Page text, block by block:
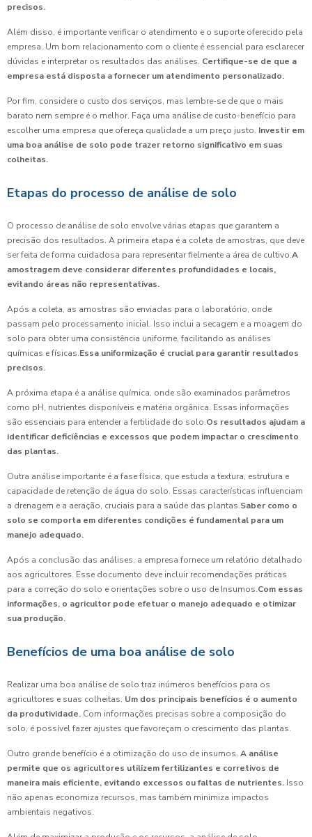
precisos.
Além disso, é importante verificar o atendimento e o suporte oferecido pela
empresa. Um bom relacionamento com o cliente é essencial para esclarecer
dúvidas e interpretar os resultados das análises. Certifique-se de que a
empresa está disposta a fornecer um atendimento personalizado.
Por fim, considere o custo dos serviços, mas lembre-se de que o mais
barato nem sempre é o melhor. Faça uma análise de custo-benefício para
escolher uma empresa que ofereça qualidade a um preço justo. Investir em
uma boa análise de solo pode trazer retorno significativo em suas
colheitas.
Etapas do processo de análise de solo
O processo de análise de solo envolve várias etapas que garantem a
precisão dos resultados. A primeira etapa é a coleta de amostras, que deve
ser feita de forma cuidadosa para representar fielmente a área de cultivo.A
amostragem deve considerar diferentes profundidades e locais,
evitando áreas não representativas.
Após a coleta, as amostras são enviadas para o laboratório, onde
passam pelo processamento inicial. Isso inclui a secagem e a moagem do
solo para obter uma consistência uniforme, facilitando as análises
químicas e físicas.Essa uniformização é crucial para garantir resultados
precisos.
A próxima etapa é a análise química, onde são examinados parâmetros
como pH, nutrientes disponíveis e matéria orgânica. Essas informações
são essenciais para entender a fertilidade do solo.Os resultados ajudam a
identificar deficiências e excessos que podem impactar o crescimento
das plantas.
Outra análise importante é a fase física, que estuda a textura, estrutura e
capacidade de retenção de água do solo. Essas características influenciam
a drenagem e a aeração, cruciais para a saúde das plantas.Saber como o
solo se comporta em diferentes condições é fundamental para um
manejo adequado.
Após a conclusão das análises, a empresa fornece um relatório detalhado
aos agricultores. Esse documento deve incluir recomendações práticas
para a correção do solo e orientações sobre o uso de Insumos.Com essas
informações, o agricultor pode efetuar o manejo adequado e otimizar
sua produção.
Benefícios de uma boa análise de solo
Realizar uma boa análise de solo traz inúmeros benefícios para os
agricultores e suas colheitas. Um dos principais benefícios é o aumento
da produtividade. Com informações precisas sobre a composição do
solo, é possível fazer ajustes que favoreçam o crescimento das plantas.
Outro grande benefício é a otimização do uso de insumos. A análise
permite que os agricultores utilizem fertilizantes e corretivos de
maneira mais eficiente, evitando excessos ou faltas de nutrientes. Isso
não apenas economiza recursos, mas também minimiza impactos
ambientais negativos.